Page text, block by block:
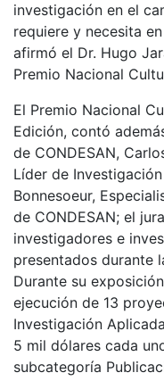
investigación en el
requiere y necesita
afirmó el Dr. Hugo
Premio Nacional
El Premio Nacional
Edición, contó
de CONDESAN,
Líder de
Bonnesoeur,
de CONDESAN; el
investigadores e
presentados durante
Durante su
ejecución de 13
Investigación
5 mil dólares cada
subcategoría